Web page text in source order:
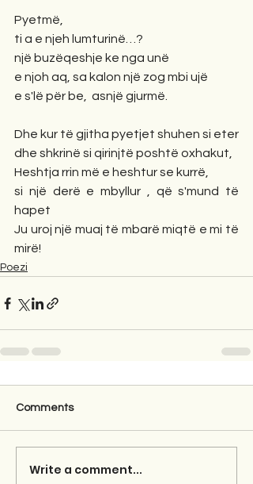
Pyetmë,
ti a e njeh lumturinë…?
një buzëqeshje ke nga unë
e njoh aq, sa kalon një zog mbi ujë
e s'lë për be,  asnjë gjurmë.
Dhe kur të gjitha pyetjet shuhen si eter
dhe shkrinë si qirinjtë poshtë oxhakut,
Heshtja rrin më e heshtur se kurrë,
si një derë e mbyllur , që s'mund të
hapet
Ju uroj një muaj të mbarë miqtë e mi të
mirë!
Poezi
Comments
Write a comment...